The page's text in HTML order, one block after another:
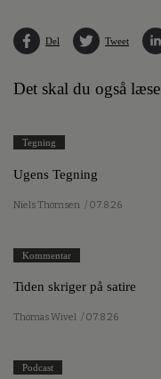
Del Tweet
Det skal du også læse
Tegning
Ugens Tegning
Niels Thomsen / 07.8.26
Kommentar
Tiden skriger på satire
Thomas Wivel / 07.8.26
Podcast